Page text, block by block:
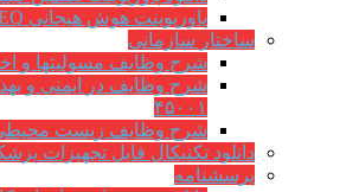
پاورپوینت هوش هیجانی EQ
ساختار سازمانی
شرح وظايف مسوليتها و
شرح وظایف در ایمنی و
۴۵۰۰۱
شرح وظایف زیست
دانلود تکنیکال فایل تجهیزات
پرسشنامه